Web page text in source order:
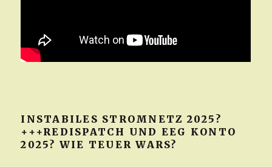
INSTABILES STROMNETZ 2025?
+++REDISPATCH UND EEG KONTO
2025? WIE TEUER WARS?